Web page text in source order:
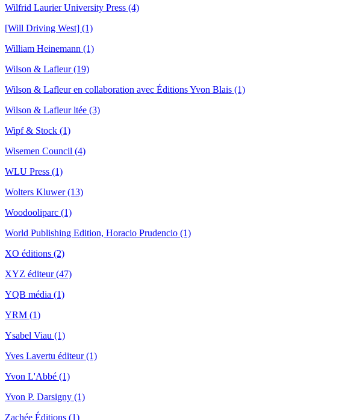
Wilfrid Laurier University Press (4)
[Will Driving West] (1)
William Heinemann (1)
Wilson & Lafleur (19)
Wilson & Lafleur en collaboration avec Éditions Yvon Blais (1)
Wilson & Lafleur ltée (3)
Wipf & Stock (1)
Wisemen Council (4)
WLU Press (1)
Wolters Kluwer (13)
Woodooliparc (1)
World Publishing Edition, Horacio Prudencio (1)
XO éditions (2)
XYZ éditeur (47)
YQB média (1)
YRM (1)
Ysabel Viau (1)
Yves Lavertu éditeur (1)
Yvon L'Abbé (1)
Yvon P. Darsigny (1)
Zachée Éditions (1)